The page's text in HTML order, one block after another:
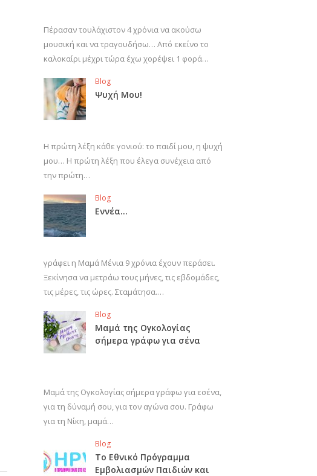
Πέρασαν τουλάχιστον 4 χρόνια να ακούσω
μουσική και να τραγουδήσω… Από εκείνο το
καλοκαίρι μέχρι τώρα έχω χορέψει 1 φορά…
Blog
Ψυχή Μου!
Η πρώτη λέξη κάθε γονιού: το παιδί μου, η ψυχή
μου… Η πρώτη λέξη που έλεγα συνέχεια από
την πρώτη…
Blog
Εννέα…
γράφει η Μαμά Μένια 9 χρόνια έχουν περάσει.
Ξεκίνησα να μετράω τους μήνες, τις εβδομάδες,
τις μέρες, τις ώρες. Σταμάτησα.…
Blog
Μαμά της Ογκολογίας
σήμερα γράφω για σένα
Μαμά της Ογκολογίας σήμερα γράφω για εσένα,
για τη δύναμή σου, για τον αγώνα σου. Γράφω
για τη Νίκη, μαμά…
Blog
Το Εθνικό Πρόγραμμα
Εμβολιασμών Παιδιών και